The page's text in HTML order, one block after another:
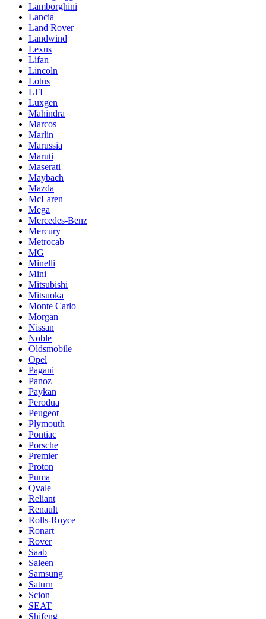
Lamborghini
Lancia
Land Rover
Landwind
Lexus
Lifan
Lincoln
Lotus
LTI
Luxgen
Mahindra
Marcos
Marlin
Marussia
Maruti
Maserati
Maybach
Mazda
McLaren
Mega
Mercedes-Benz
Mercury
Metrocab
MG
Minelli
Mini
Mitsubishi
Mitsuoka
Monte Carlo
Morgan
Nissan
Noble
Oldsmobile
Opel
Pagani
Panoz
Paykan
Perodua
Peugeot
Plymouth
Pontiac
Porsche
Premier
Proton
Puma
Qvale
Reliant
Renault
Rolls-Royce
Ronart
Rover
Saab
Saleen
Samsung
Saturn
Scion
SEAT
Shifeng